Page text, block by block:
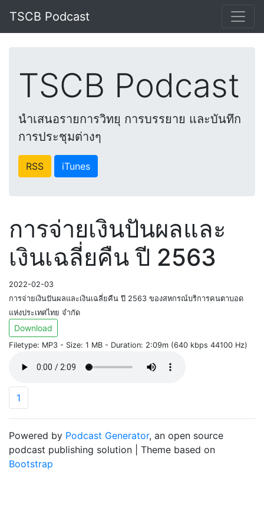
TSCB Podcast
TSCB Podcast
นำเสนอรายการวิทยุ การบรรยาย และบันทึก
การประชุมต่างๆ
RSS iTunes
การจ่ายเงินปันผลและ
เงินเฉลี่ยคืน ปี 2563
2022-02-03
การจ่ายเงินปันผลและเงินเฉลี่ยคืน ปี 2563 ของสหกรณ์บริการคนตาบอด
แห่งประเทศไทย จำกัด
Download
Filetype: MP3 - Size: 1 MB - Duration: 2:09m (640 kbps 44100 Hz)
1
Powered by Podcast Generator, an open source
podcast publishing solution | Theme based on
Bootstrap